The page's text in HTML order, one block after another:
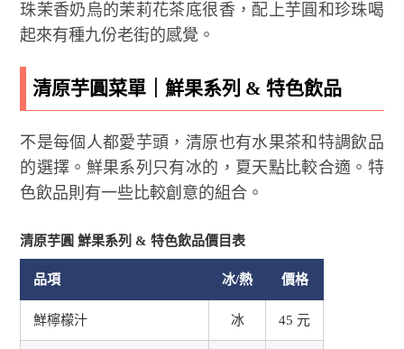
珠茉香奶烏的茉莉花茶底很香，配上芋圓和珍珠喝
起來有種九份老街的感覺。
清原芋圓菜單｜鮮果系列 & 特色飲品
不是每個人都愛芋頭，清原也有水果茶和特調飲品
的選擇。鮮果系列只有冰的，夏天點比較合適。特
色飲品則有一些比較創意的組合。
清原芋圓 鮮果系列 & 特色飲品價目表
品項 冰/熱 價格
鮮檸檬汁 冰 45 元